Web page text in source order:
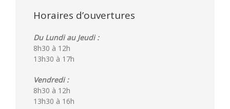
Horaires d’ouvertures
Du Lundi au Jeudi :
8h30 à 12h
13h30 à 17h
Vendredi :
8h30 à 12h
13h30 à 16h